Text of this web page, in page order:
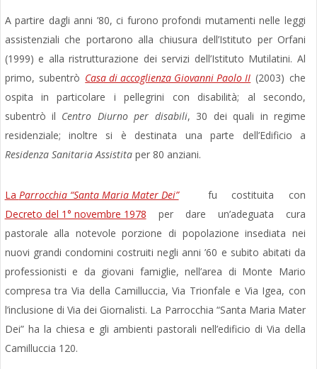
A partire dagli anni ’80, ci furono profondi mutamenti nelle leggi
assistenziali che portarono alla chiusura dell’Istituto per Orfani
(1999) e alla ristrutturazione dei servizi dell’Istituto Mutilatini. Al
primo, subentrò Casa di accoglienza Giovanni Paolo II (2003) che
ospita in particolare i pellegrini con disabilità; al secondo,
subentrò il Centro Diurno per disabili, 30 dei quali in regime
residenziale; inoltre si è destinata una parte dell’Edificio a
Residenza Sanitaria Assistita per 80 anziani.
La Parrocchia “Santa Maria Mater Dei”fu costituita con
Decreto del 1° novembre 1978 per dare un’adeguata cura
pastorale alla notevole porzione di popolazione insediata nei
nuovi grandi condomini costruiti negli anni ’60 e subito abitati da
professionisti e da giovani famiglie, nell’area di Monte Mario
compresa tra Via della Camilluccia, Via Trionfale e Via Igea, con
l’inclusione di Via dei Giornalisti. La Parrocchia “Santa Maria Mater
Dei” ha la chiesa e gli ambienti pastorali nell’edificio di Via della
Camilluccia 120.